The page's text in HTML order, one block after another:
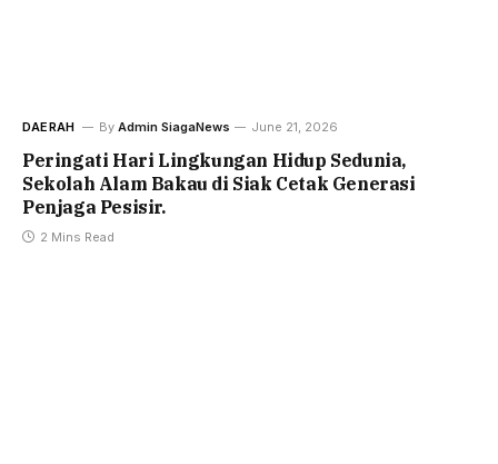
DAERAH By Admin SiagaNews June 21, 2026
Peringati Hari Lingkungan Hidup Sedunia,
Sekolah Alam Bakau di Siak Cetak Generasi
Penjaga Pesisir.
2 Mins Read